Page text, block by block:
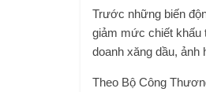
Trước những biến
giảm mức chiết khấu
doanh xăng dầu, ảnh
Theo Bộ Công